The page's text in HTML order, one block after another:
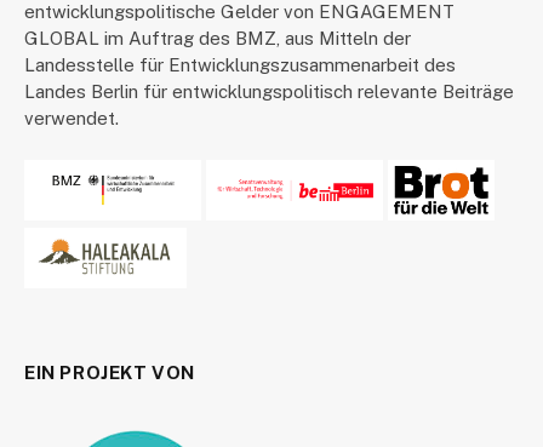
entwicklungspolitische Gelder von ENGAGEMENT
GLOBAL im Auftrag des BMZ, aus Mitteln der
Landesstelle für Entwicklungszusammenarbeit des
Landes Berlin für entwicklungspolitisch relevante Beiträge
verwendet.
EIN PROJEKT VON